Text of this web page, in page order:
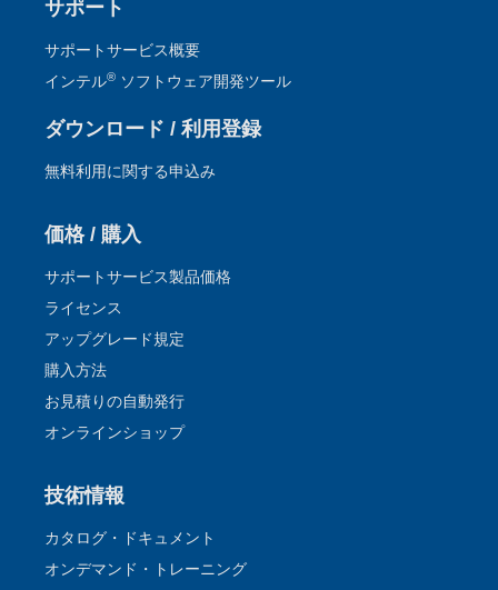
料、事前登録制】
2026.1.17
HPC ツールキット 最新情報のご紹介セミナーのトレー
ニング資料、動画を購入者限定サイトで公開開始
Supercomputing Japan 2026 / 2026.2.2 (月) ～ 2.3
(火) / タワーホール船堀 / 無料 / 主催・共催: 一般社団
法人スーパーコンピューティング・ジャパン
サポート
サポートサービス概要
インテル® ソフトウェア開発ツール
ダウンロード / 利用登録
無料利用に関する申込み
価格 / 購入
サポートサービス製品価格
ライセンス
アップグレード規定
購入方法
お見積りの自動発行
オンラインショップ
技術情報
カタログ・ドキュメント
オンデマンド・トレーニング